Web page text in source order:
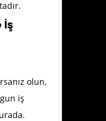
İş
olun,
iş